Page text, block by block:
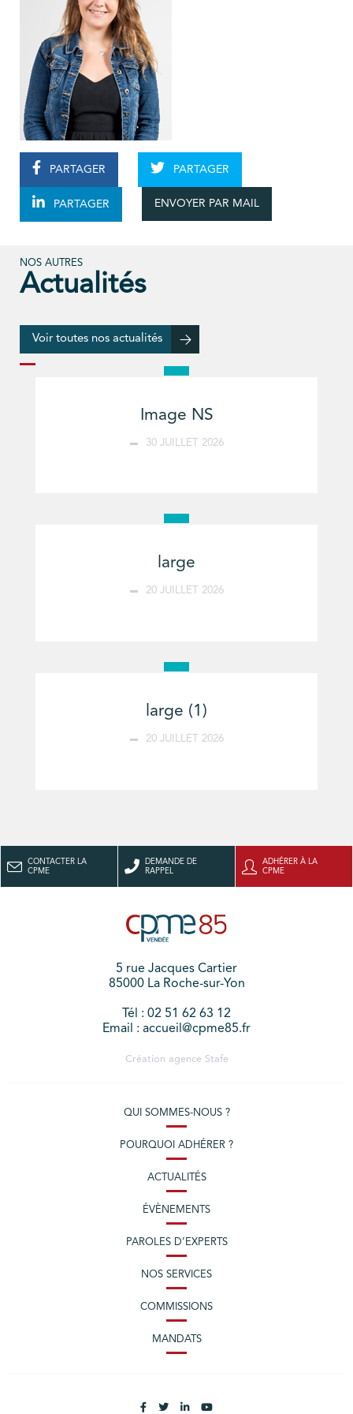
PARTAGER PARTAGER
PARTAGER ENVOYER PAR MAIL
NOS AUTRES
Actualités
Voir toutes nos actualités
Image NS
30 JUILLET 2026
large
20 JUILLET 2026
large (1)
20 JUILLET 2026
CONTACTER LA
CPME
DEMANDE DE
RAPPEL
ADHÉRER À LA
CPME
5 rue Jacques Cartier
85000 La Roche-sur-Yon
Tél : 02 51 62 63 12
Email : accueil@cpme85.fr
Création agence Stafe
QUI SOMMES-NOUS ?
POURQUOI ADHÉRER ?
ACTUALITÉS
ÉVÈNEMENTS
PAROLES D’EXPERTS
NOS SERVICES
COMMISSIONS
MANDATS